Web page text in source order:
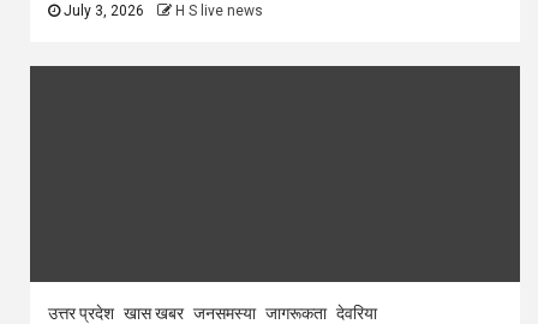
July 3, 2026 H S live news
उत्तर प्रदेश खास खबर जनसमस्या जागरूकता देवरिया